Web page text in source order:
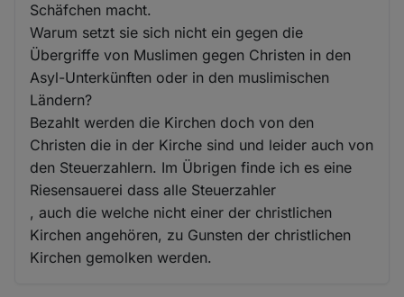
Schäfchen macht.
Warum setzt sie sich nicht ein gegen die
Übergriffe von Muslimen gegen Christen in den
Asyl-Unterkünften oder in den muslimischen
Ländern?
Bezahlt werden die Kirchen doch von den
Christen die in der Kirche sind und leider auch von
den Steuerzahlern. Im Übrigen finde ich es eine
Riesensauerei dass alle Steuerzahler
, auch die welche nicht einer der christlichen
Kirchen angehören, zu Gunsten der christlichen
Kirchen gemolken werden.